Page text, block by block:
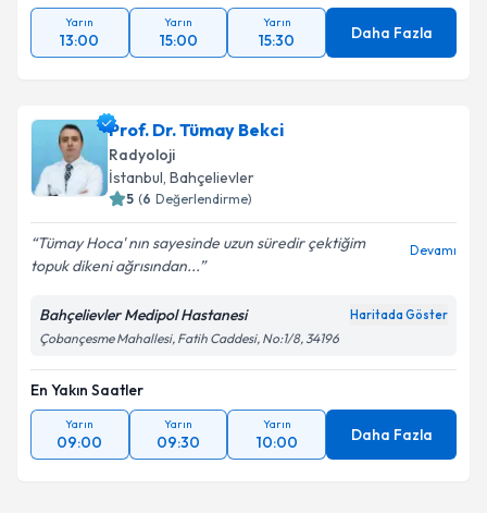
Yarın
13:00
Yarın
15:00
Yarın
15:30 Daha Fazla
Prof. Dr. Tümay Bekci
Radyoloji
İstanbul, Bahçelievler
5 (6 Değerlendirme)
Tümay Hoca' nın sayesinde uzun süredir çektiğim
topuk dikeni ağrısından...
Devamı
Bahçelievler Medipol Hastanesi Haritada Göster
Çobançesme Mahallesi, Fatih Caddesi, No:1/8, 34196
En Yakın Saatler
Yarın
09:00
Yarın
09:30
Yarın
10:00 Daha Fazla